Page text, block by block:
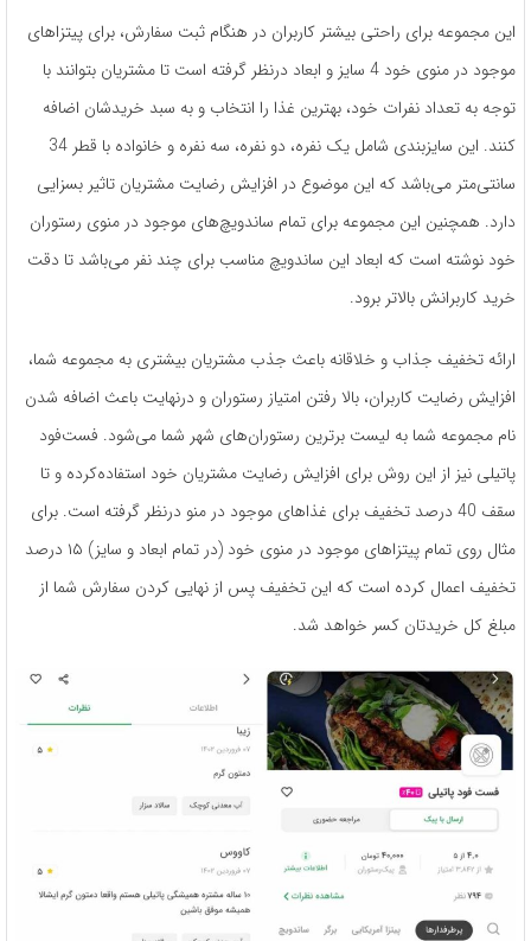
این مجموعه برای راحتی بیشتر کاربران در هنگام ثبت سفارش، برای پیتزاهای
موجود در منوی خود 4 سایز و ابعاد درنظر گرفته است تا مشتریان بتوانند با
توجه به تعداد نفرات خود، بهترین غذا را انتخاب و به سبد خریدشان اضافه
کنند. این سایزبندی شامل یک نفره، دو نفره، سه نفره و خانواده با قطر 34
سانتی‌متر می‌باشد که این موضوع در افزایش رضایت مشتریان تاثیر بسزایی
دارد. همچنین این مجموعه برای تمام ساندویچ‌های موجود در منوی رستوران
خود نوشته است که ابعاد این ساندویچ مناسب برای چند نفر می‌باشد تا دقت
خرید کاربرانش بالاتر برود.
ارائه تخفیف‌ جذاب و خلاقانه باعث جذب مشتریان بیشتری به مجموعه شما،
افزایش رضایت کاربران، بالا رفتن امتیاز رستوران و در‌نهایت باعث اضافه شدن
نام مجموعه شما به لیست برترین رستوران‌های شهر شما می‌شود. فست‌فود
پاتیلی نیز از این روش برای افزایش رضایت مشتریان خود استفاده‌کرده و تا
سقف 40 درصد تخفیف برای غذاهای موجود در منو درنظر گرفته است. برای
مثال روی تمام پیتزاهای موجود در منوی خود (در تمام ابعاد و سایز) ١۵ درصد
تخفیف اعمال کرده است که این تخفیف پس از نهایی کردن سفارش شما از
مبلغ کل خریدتان کسر خواهد شد.